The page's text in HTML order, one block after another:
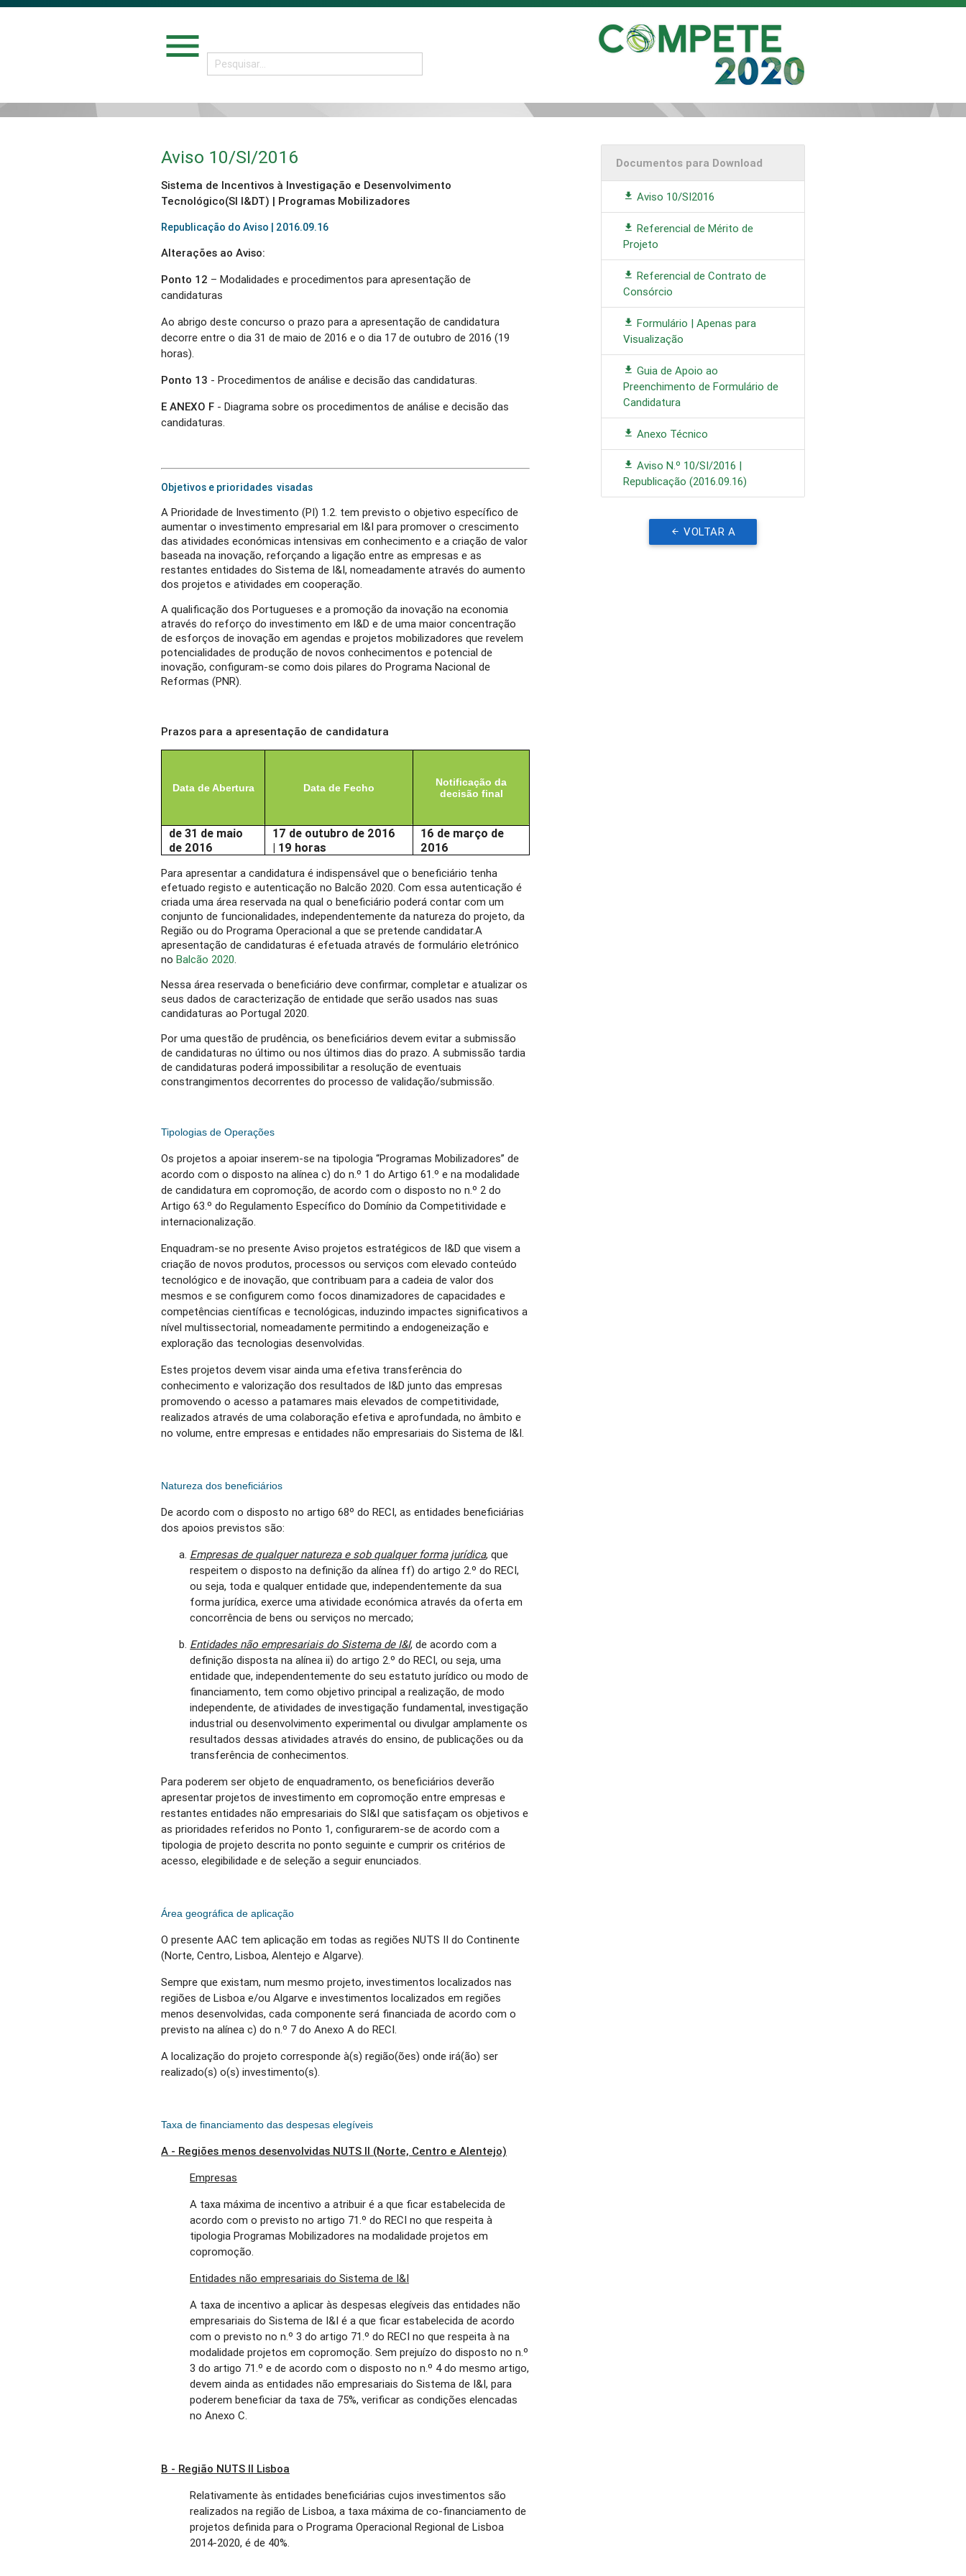
menu
Aviso 10/SI/2016
Sistema de Incentivos à Investigação e Desenvolvimento
Tecnológico(SI I&DT) | Programas Mobilizadores
Republicação do Aviso | 2016.09.16
Alterações ao Aviso:
Ponto 12 – Modalidades e procedimentos para apresentação de
candidaturas
Ao abrigo deste concurso o prazo para a apresentação de candidatura
decorre entre o dia 31 de maio de 2016 e o dia 17 de outubro de 2016 (19
horas).
Ponto 13 - Procedimentos de análise e decisão das candidaturas.
E ANEXO F - Diagrama sobre os procedimentos de análise e decisão das
candidaturas.
Objetivos e prioridades visadas
A Prioridade de Investimento (PI) 1.2. tem previsto o objetivo específico de
aumentar o investimento empresarial em I&I para promover o crescimento
das atividades económicas intensivas em conhecimento e a criação de valor
baseada na inovação, reforçando a ligação entre as empresas e as
restantes entidades do Sistema de I&I, nomeadamente através do aumento
dos projetos e atividades em cooperação.
A qualificação dos Portugueses e a promoção da inovação na economia
através do reforço do investimento em I&D e de uma maior concentração
de esforços de inovação em agendas e projetos mobilizadores que revelem
potencialidades de produção de novos conhecimentos e potencial de
inovação, configuram-se como dois pilares do Programa Nacional de
Reformas (PNR).
Prazos para a apresentação de candidatura
Data de Abertura Data de Fecho
Notificação da
decisão final
de 31 de maio
de 2016
17 de outubro de 2016
| 19 horas
16 de março de
2016
Para apresentar a candidatura é indispensável que o beneficiário tenha
efetuado registo e autenticação no Balcão 2020. Com essa autenticação é
criada uma área reservada na qual o beneficiário poderá contar com um
conjunto de funcionalidades, independentemente da natureza do projeto, da
Região ou do Programa Operacional a que se pretende candidatar.A
apresentação de candidaturas é efetuada através de formulário eletrónico
noBalcão 2020.
Nessa área reservada o beneficiário deve confirmar, completar e atualizar os
seus dados de caracterização de entidade que serão usados nas suas
candidaturas ao Portugal 2020.
Por uma questão de prudência, os beneficiários devem evitar a submissão
de candidaturas no último ou nos últimos dias do prazo. A submissão tardia
de candidaturas poderá impossibilitar a resolução de eventuais
constrangimentos decorrentes do processo de validação/submissão.
Tipologias de Operações
Os projetos a apoiar inserem-se na tipologia “Programas Mobilizadores” de
acordo com o disposto na alínea c) do n.º 1 do Artigo 61.º e na modalidade
de candidatura em copromoção, de acordo com o disposto no n.º 2 do
Artigo 63.º do Regulamento Específico do Domínio da Competitividade e
internacionalização.
Enquadram-se no presente Aviso projetos estratégicos de I&D que visem a
criação de novos produtos, processos ou serviços com elevado conteúdo
tecnológico e de inovação, que contribuam para a cadeia de valor dos
mesmos e se configurem como focos dinamizadores de capacidades e
competências científicas e tecnológicas, induzindo impactes significativos a
nível multissectorial, nomeadamente permitindo a endogeneização e
exploração das tecnologias desenvolvidas.
Estes projetos devem visar ainda uma efetiva transferência do
conhecimento e valorização dos resultados de I&D junto das empresas
promovendo o acesso a patamares mais elevados de competitividade,
realizados através de uma colaboração efetiva e aprofundada, no âmbito e
no volume, entre empresas e entidades não empresariais do Sistema de I&I.
Natureza dos beneficiários
De acordo com o disposto no artigo 68º do RECI, as entidades beneficiárias
dos apoios previstos são:
Empresas de qualquer natureza e sob qualquer forma jurídica, que
respeitem o disposto na definição da alínea ff) do artigo 2.º do RECI,
ou seja, toda e qualquer entidade que, independentemente da sua
forma jurídica, exerce uma atividade económica através da oferta em
concorrência de bens ou serviços no mercado;
Entidades não empresariais do Sistema de I&I, de acordo com a
definição disposta na alínea ii) do artigo 2.º do RECI, ou seja, uma
entidade que, independentemente do seu estatuto jurídico ou modo de
financiamento, tem como objetivo principal a realização, de modo
independente, de atividades de investigação fundamental, investigação
industrial ou desenvolvimento experimental ou divulgar amplamente os
resultados dessas atividades através do ensino, de publicações ou da
transferência de conhecimentos.
Para poderem ser objeto de enquadramento, os beneficiários deverão
apresentar projetos de investimento em copromoção entre empresas e
restantes entidades não empresariais do SI&I que satisfaçam os objetivos e
as prioridades referidos no Ponto 1, configurarem-se de acordo com a
tipologia de projeto descrita no ponto seguinte e cumprir os critérios de
acesso, elegibilidade e de seleção a seguir enunciados.
Área geográfica de aplicação
O presente AAC tem aplicação em todas as regiões NUTS II do Continente
(Norte, Centro, Lisboa, Alentejo e Algarve).
Sempre que existam, num mesmo projeto, investimentos localizados nas
regiões de Lisboa e/ou Algarve e investimentos localizados em regiões
menos desenvolvidas, cada componente será financiada de acordo com o
previsto na alínea c) do n.º 7 do Anexo A do RECI.
A localização do projeto corresponde à(s) região(ões) onde irá(ão) ser
realizado(s) o(s) investimento(s).
Taxa de financiamento das despesas elegíveis
A - Regiões menos desenvolvidas NUTS II (Norte, Centro e Alentejo)
Empresas
A taxa máxima de incentivo a atribuir é a que ficar estabelecida de
acordo com o previsto no artigo 71.º do RECI no que respeita à
tipologia Programas Mobilizadores na modalidade projetos em
copromoção.
Entidades não empresariais do Sistema de I&I
A taxa de incentivo a aplicar às despesas elegíveis das entidades não
empresariais do Sistema de I&I é a que ficar estabelecida de acordo
com o previsto no n.º 3 do artigo 71.º do RECI no que respeita à na
modalidade projetos em copromoção. Sem prejuízo do disposto no n.º
3 do artigo 71.º e de acordo com o disposto no n.º 4 do mesmo artigo,
devem ainda as entidades não empresariais do Sistema de I&I, para
poderem beneficiar da taxa de 75%, verificar as condições elencadas
no Anexo C.
B - Região NUTS II Lisboa
Relativamente às entidades beneficiárias cujos investimentos são
realizados na região de Lisboa, a taxa máxima de co-financiamento de
projetos definida para o Programa Operacional Regional de Lisboa
2014-2020, é de 40%.
Documentos para Download
Aviso 10/SI2016
Referencial de Mérito de
Projeto
Referencial de Contrato de
Consórcio
Formulário | Apenas para
Visualização
Guia de Apoio ao
Preenchimento de Formulário de
Candidatura
Anexo Técnico
Aviso N.º 10/SI/2016 |
Republicação (2016.09.16)
VOLTAR A